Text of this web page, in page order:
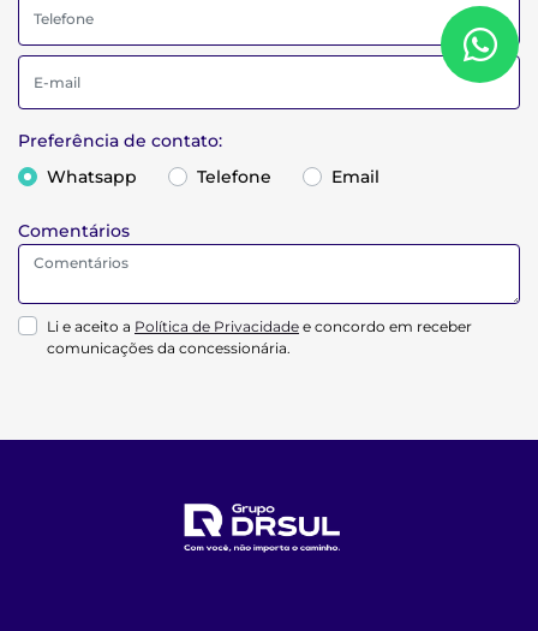
Preferência de contato:
Whatsapp
Telefone Email
Comentários
Li e aceito a Política de Privacidade e concordo em receber
comunicações da concessionária.